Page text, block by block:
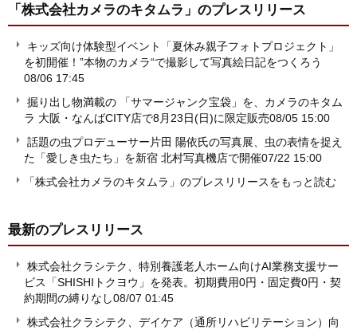
「株式会社カメラのキタムラ」 のプレスリリース
キッズ向け体験型イベント「夏休み親子フォトプロジェクト」
を初開催！”本物のカメラ“で撮影して写真絵日記をつくろう
08/06 17:45
掘り出し物満載の 「サマージャンク宝袋」を、カメラのキタム
ラ 大阪・なんばCITY店で8月23日(日)に限定販売08/05 15:00
話題の虫プロデューサー片田 陽依氏の写真展、虫の表情を捉え
た「愛しき虫たち」を新宿 北村写真機店で開催07/22 15:00
「株式会社カメラのキタムラ」のプレスリリースをもっと読む
最新のプレスリリース
株式会社クラシテク、特別養護老人ホーム向けAI業務支援サー
ビス「SHISHIトクヨウ」を発表。初期費用0円・固定費0円・契
約期間の縛りなし08/07 01:45
株式会社クラシテク、デイケア（通所リハビリテーション）向